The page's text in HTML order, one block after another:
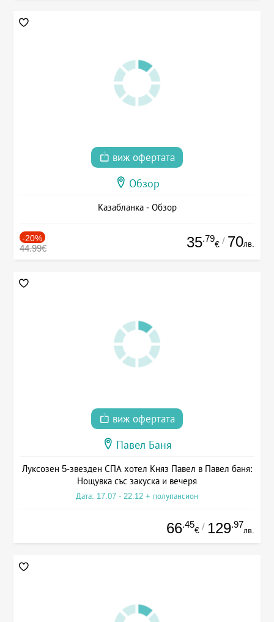
виж офертата
Обзор
Казабланка - Обзор
-20%
44.99€ 35.79
€ / 70лв.
виж офертата
Павел Баня
Луксозен 5-звезден СПА хотел Княз Павел в Павел баня:
Нощувка със закуска и вечеря
Дата: 17.07 - 22.12 + полупансион
66.45
€ / 129.97
лв.